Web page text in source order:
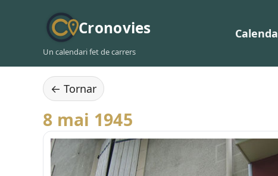
Cronovies
Un calendari fet de carrers
← Tornar
8 mai 1945